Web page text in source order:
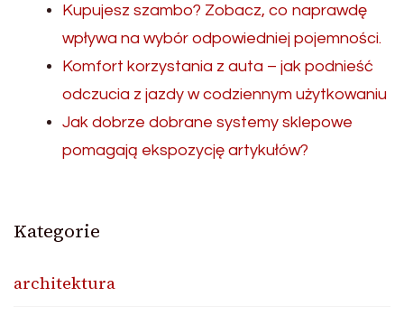
Kupujesz szambo? Zobacz, co naprawdę
wpływa na wybór odpowiedniej pojemności.
Komfort korzystania z auta – jak podnieść
odczucia z jazdy w codziennym użytkowaniu
Jak dobrze dobrane systemy sklepowe
pomagają ekspozycję artykułów?
Kategorie
architektura